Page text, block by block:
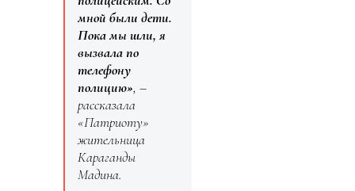
мной были дети.
Пока мы шли, я
вызвала по
телефону
полицию», –
рассказала
«Патриоту»
жительница
Караганды
Мадина.